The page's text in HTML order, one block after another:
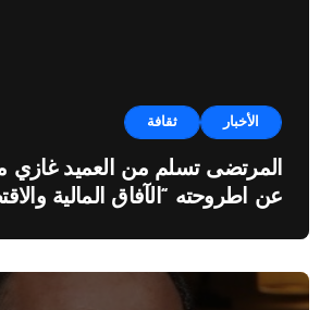
الأخبار ثقافة
المرتضى تسلم من العميد غازي
عن اطروحته “الآفاق المالية